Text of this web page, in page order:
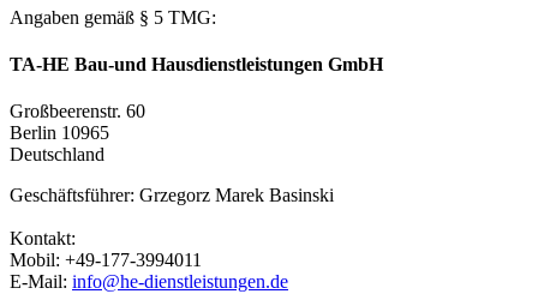
Angaben gemäß § 5 TMG:
TA-HE Bau-und Hausdienstleistungen GmbH
Großbeerenstr. 60
Berlin 10965
Deutschland
Geschäftsführer: Grzegorz Marek Basinski
Kontakt:
Mobil: +49-177-3994011
E-Mail: info@he-dienstleistungen.de